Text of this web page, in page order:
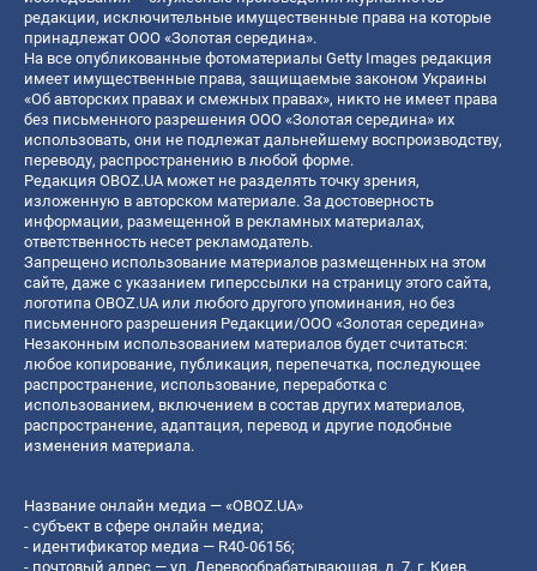
редакции, исключительные имущественные права на которые
принадлежат ООО «Золотая середина».
На все опубликованные фотоматериалы Getty Images редакция
имеет имущественные права, защищаемые законом Украины
«Об авторских правах и смежных правах», никто не имеет права
без письменного разрешения ООО «Золотая середина» их
использовать, они не подлежат дальнейшему воспроизводству,
переводу, распространению в любой форме.
Редакция OBOZ.UA может не разделять точку зрения,
изложенную в авторском материале. За достоверность
информации, размещенной в рекламных материалах,
ответственность несет рекламодатель.
Запрещено использование материалов размещенных на этом
сайте, даже с указанием гиперссылки на страницу этого сайта,
логотипа OBOZ.UA или любого другого упоминания, но без
письменного разрешения Редакции/ООО «Золотая середина»
Незаконным использованием материалов будет считаться:
любое копирование, публикация, перепечатка, последующее
распространение, использование, переработка с
использованием, включением в состав других материалов,
распространение, адаптация, перевод и другие подобные
изменения материала.
Название онлайн медиа — «OBOZ.UA»
- субъект в сфере онлайн медиа;
- идентификатор медиа — R40-06156;
- почтовый адрес — ул. Деревообрабатывающая, д. 7, г. Киев,